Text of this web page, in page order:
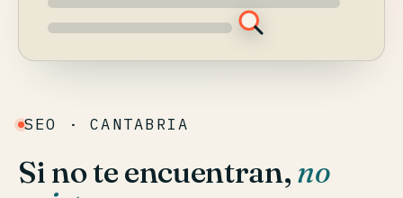
SEO · CANTABRIA
Si no te encuentran,no